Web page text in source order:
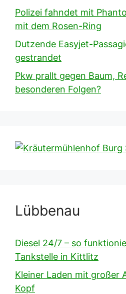
Polizei fahndet mit
mit dem Rosen-Ring
Dutzende Easyjet-
gestrandet
Pkw prallt gegen Baum,
besonderen Folgen?
Lübbenau
Diesel 24/7 – so
Tankstelle in Kittlitz
Kleiner Laden mit großer
Kopf